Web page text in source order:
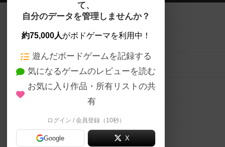
て、
自分のデータを管理しませんか？
約75,000人がボドゲーマを利用中！
遊んだボードゲームを記録する
気になるゲームのレビューを読む
お気に入り作品・所有リストの共
有
ログイン / 会員登録（10秒）
Google X
ボードゲームを検索する
ボードゲームの新着レビュー
ボードゲーム会情報
メカニクス特集
掲示板・トピックス
ボドとも・会員一覧